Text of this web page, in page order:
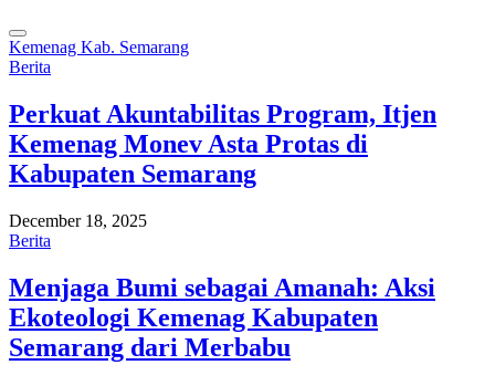
Kemenag Kab. Semarang
Berita
Perkuat Akuntabilitas Program, Itjen
Kemenag Monev Asta Protas di
Kabupaten Semarang
December 18, 2025
Berita
Menjaga Bumi sebagai Amanah: Aksi
Ekoteologi Kemenag Kabupaten
Semarang dari Merbabu